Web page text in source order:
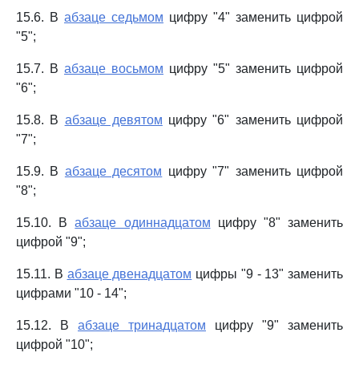
15.6. В абзаце седьмом цифру "4" заменить цифрой
"5";
15.7. В абзаце восьмом цифру "5" заменить цифрой
"6";
15.8. В абзаце девятом цифру "6" заменить цифрой
"7";
15.9. В абзаце десятом цифру "7" заменить цифрой
"8";
15.10. Вабзаце одиннадцатом цифру "8" заменить
цифрой "9";
15.11. В абзаце двенадцатом цифры "9 - 13" заменить
цифрами "10 - 14";
15.12. В абзаце тринадцатом цифру "9" заменить
цифрой "10";